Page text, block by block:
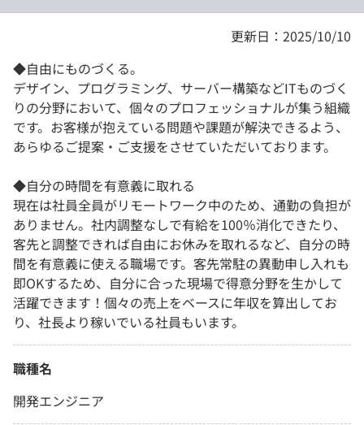
更新日：2025/10/10
◆自由にものづくる。
デザイン、プログラミング、サーバー構築などITものづく
りの分野において、個々のプロフェッショナルが集う組織
です。お客様が抱えている問題や課題が解決できるよう、
あらゆるご提案・ご支援をさせていただいております。
◆自分の時間を有意義に取れる
現在は社員全員がリモートワーク中のため、通勤の負担が
ありません。社内調整なしで有給を100％消化できたり、
客先と調整できれば自由にお休みを取れるなど、自分の時
間を有意義に使える職場です。客先常駐の異動申し入れも
即OKするため、自分に合った現場で得意分野を生かして
活躍できます！個々の売上をベースに年収を算出してお
り、社長より稼いでいる社員もいます。
職種名
開発エンジニア